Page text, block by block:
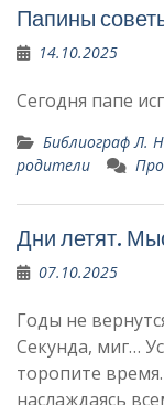
Папины
14.10.2025
Сегодня папе
Библиограф Л.
родители
Дни летят.
07.10.2025
Годы не
Секунда, миг…
торопите
наслаждаясь